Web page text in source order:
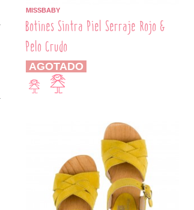
MISSBABY
Botines Sintra Piel Serraje Rojo &
Pelo Crudo
AGOTADO